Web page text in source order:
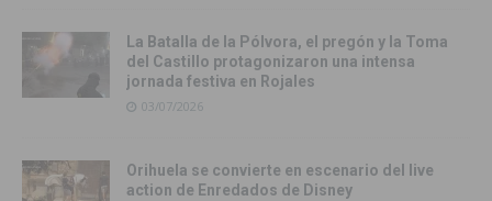
La Batalla de la Pólvora, el pregón y la Toma
del Castillo protagonizaron una intensa
jornada festiva en Rojales
03/07/2026
Orihuela se convierte en escenario del live
action de Enredados de Disney